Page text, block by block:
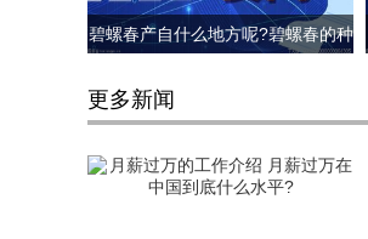
碧螺春产自什么地方呢?碧螺春的种
更多新闻